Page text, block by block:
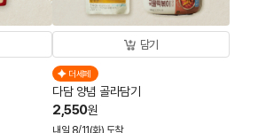
담기
더세페
다담 양념 골라담기
2,550원
내일 8/11(화) 도착